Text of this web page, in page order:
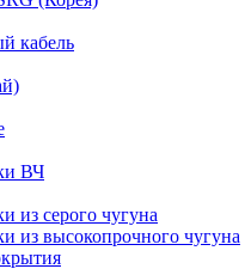
кабель
ВЧ
из серого чугуна
из высокопрочного чугуна